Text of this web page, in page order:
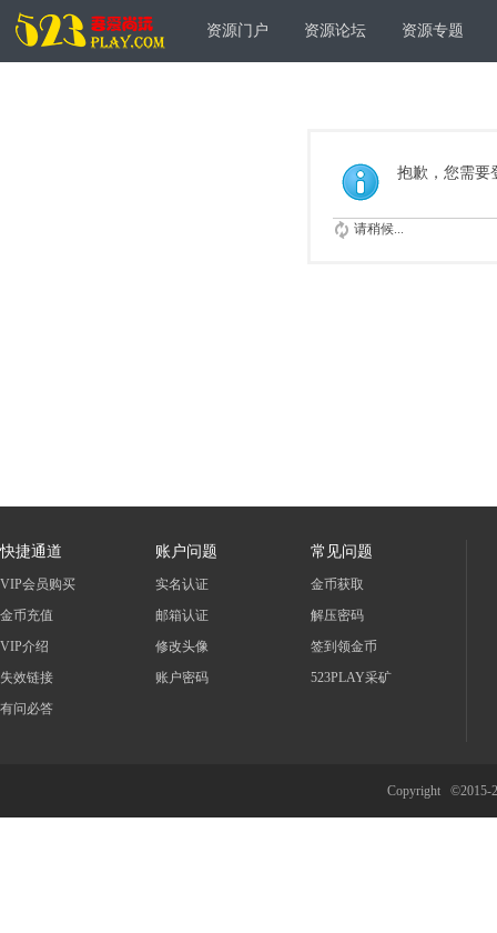
资源门户 资源论坛 资源专题
抱歉，您需要
请稍候...
快捷通道
VIP会员购买
金币充值
VIP介绍
失效链接
有问必答
账户问题
实名认证
邮箱认证
修改头像
账户密码
常见问题
金币获取
解压密码
签到领金币
523PLAY采矿
Copyright ©2015-